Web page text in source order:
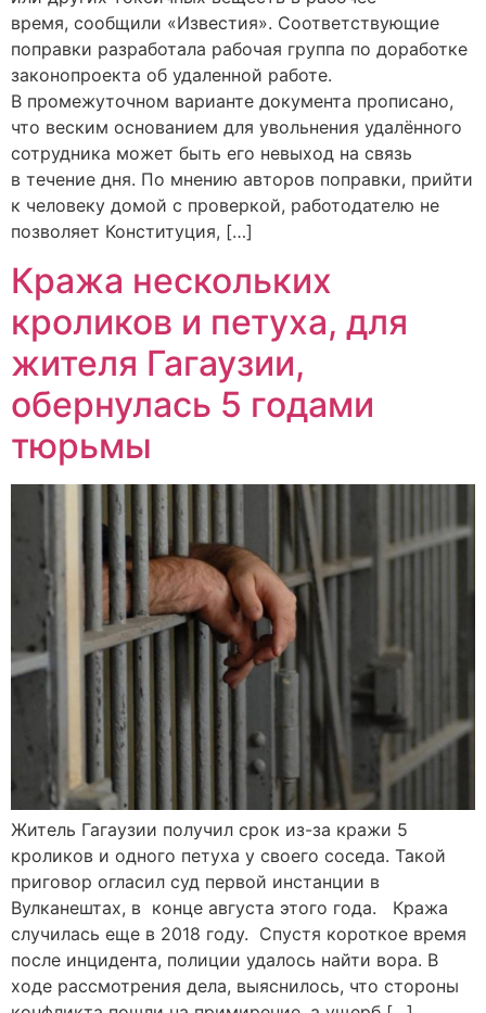
время, сообщили «Известия». Соответствующие
поправки разработала рабочая группа по доработке
законопроекта об удаленной работе.
В промежуточном варианте документа прописано,
что веским основанием для увольнения удалённого
сотрудника может быть его невыход на связь
в течение дня. По мнению авторов поправки, прийти
к человеку домой с проверкой, работодателю не
позволяет Конституция, […]
Кража нескольких
кроликов и петуха, для
жителя Гагаузии,
обернулась 5 годами
тюрьмы
Житель Гагаузии получил срок из-за кражи 5
кроликов и одного петуха у своего соседа. Такой
приговор огласил суд первой инстанции в
Вулканештах, в конце августа этого года. Кража
случилась еще в 2018 году. Спустя короткое время
после инцидента, полиции удалось найти вора. В
ходе рассмотрения дела, выяснилось, что стороны